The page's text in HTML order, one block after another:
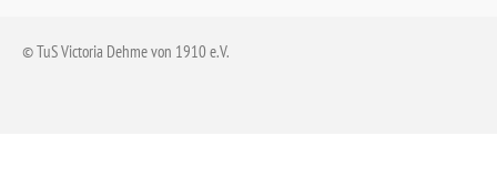
© TuS Victoria Dehme von 1910 e.V.